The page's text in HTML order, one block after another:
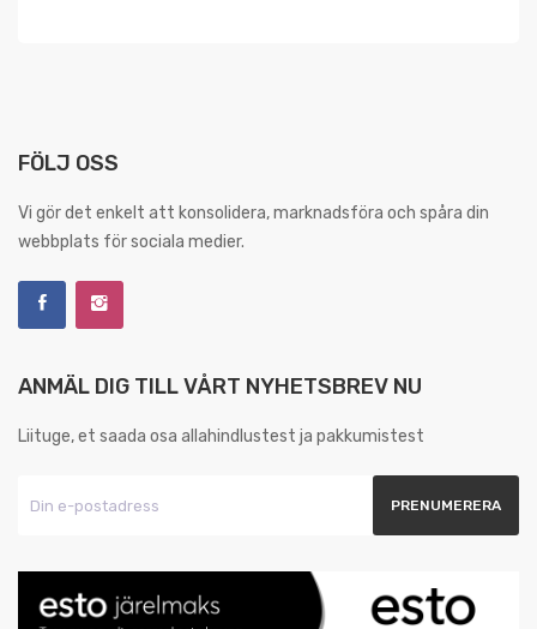
FÖLJ OSS
Vi gör det enkelt att konsolidera, marknadsföra och spåra din
webbplats för sociala medier.
ANMÄL DIG TILL VÅRT NYHETSBREV NU
Liituge, et saada osa allahindlustest ja pakkumistest